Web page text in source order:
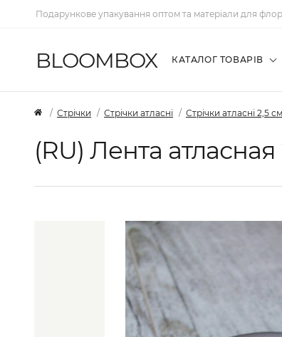
Подарункове упакування оптом та матеріали для
BLOOMBOX КАТАЛОГ ТОВАРІВ
Стрічки Стрічки атласні Стрічки атласні 2,5 см
(RU) Лента